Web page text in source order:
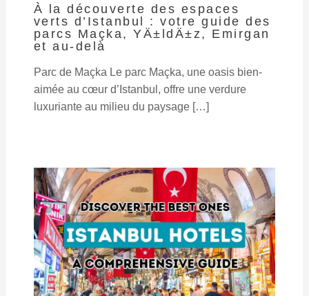
À la découverte des espaces
verts d’Istanbul : votre guide des
parcs Maçka, YÄ±ldÄ±z, Emirgan
et au-delà
Parc de Maçka Le parc Maçka, une oasis bien-
aimée au cœur d’Istanbul, offre une verdure
luxuriante au milieu du paysage […]